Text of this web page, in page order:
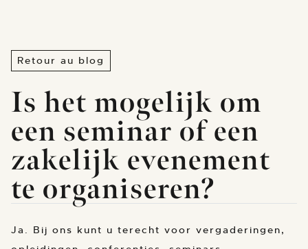
Retour au blog
Is het mogelijk om
een seminar of een
zakelijk evenement
te organiseren?
Ja. Bij ons kunt u terecht voor vergaderingen,